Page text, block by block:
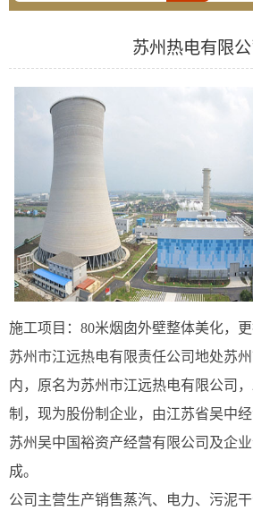
苏州热电有限公
施工项目：80米烟囱外壁整体美化，更
苏州市江远热电有限责任公司地处苏
内，原名为苏州市江远热电有限公司
制，现为股份制企业，由江苏省吴中经
苏州吴中国裕资产经营有限公司及企
成。
公司主营生产销售蒸汽、电力、污泥干